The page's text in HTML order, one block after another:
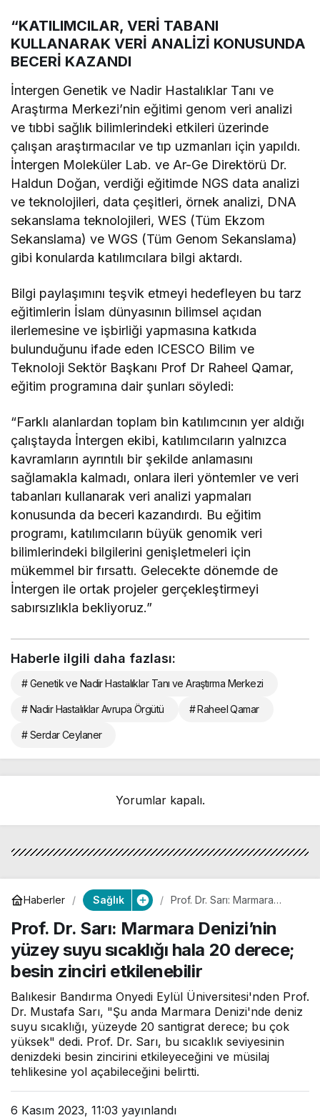
“KATILIMCILAR, VERİ TABANI
KULLANARAK VERİ ANALİZİ KONUSUNDA
BECERİ KAZANDI
İntergen Genetik ve Nadir Hastalıklar Tanı ve
Araştırma Merkezi’nin eğitimi genom veri analizi
ve tıbbi sağlık bilimlerindeki etkileri üzerinde
çalışan araştırmacılar ve tıp uzmanları için yapıldı.
İntergen Moleküler Lab. ve Ar-Ge Direktörü Dr.
Haldun Doğan, verdiği eğitimde NGS data analizi
ve teknolojileri, data çeşitleri, örnek analizi, DNA
sekanslama teknolojileri, WES (Tüm Ekzom
Sekanslama) ve WGS (Tüm Genom Sekanslama)
gibi konularda katılımcılara bilgi aktardı.
Bilgi paylaşımını teşvik etmeyi hedefleyen bu tarz
eğitimlerin İslam dünyasının bilimsel açıdan
ilerlemesine ve işbirliği yapmasına katkıda
bulunduğunu ifade eden ICESCO Bilim ve
Teknoloji Sektör Başkanı Prof Dr Raheel Qamar,
eğitim programına dair şunları söyledi:
“Farklı alanlardan toplam bin katılımcının yer aldığı
çalıştayda İntergen ekibi, katılımcıların yalnızca
kavramların ayrıntılı bir şekilde anlamasını
sağlamakla kalmadı, onlara ileri yöntemler ve veri
tabanları kullanarak veri analizi yapmaları
konusunda da beceri kazandırdı. Bu eğitim
programı, katılımcıların büyük genomik veri
bilimlerindeki bilgilerini genişletmeleri için
mükemmel bir fırsattı. Gelecekte dönemde de
İntergen ile ortak projeler gerçekleştirmeyi
sabırsızlıkla bekliyoruz.”
Haberle ilgili daha fazlası:
# Genetik ve Nadir Hastalıklar Tanı ve Araştırma Merkezi
# Nadir Hastalıklar Avrupa Örgütü # Raheel Qamar
# Serdar Ceylaner
Yorumlar kapalı.
Haberler Sağlık
Prof. Dr. Sarı: Marmara
sıcaklığı hala 20 derece;
besin zinciri etkilenebilir
Prof. Dr. Sarı: Marmara Denizi’nin
yüzey suyu sıcaklığı hala 20 derece;
besin zinciri etkilenebilir
Balıkesir Bandırma Onyedi Eylül Üniversitesi'nden Prof.
Dr. Mustafa Sarı, "Şu anda Marmara Denizi'nde deniz
suyu sıcaklığı, yüzeyde 20 santigrat derece; bu çok
yüksek" dedi. Prof. Dr. Sarı, bu sıcaklık seviyesinin
denizdeki besin zincirini etkileyeceğini ve müsilaj
tehlikesine yol açabileceğini belirtti.
6 Kasım 2023, 11:03 yayınlandı